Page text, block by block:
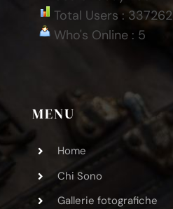
Total Users : 337262
Who's Online : 5
MENU
Home
Chi Sono
Gallerie fotografiche